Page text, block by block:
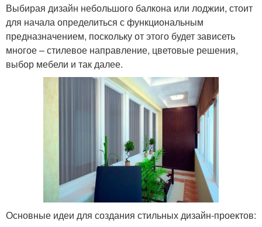
Выбирая дизайн небольшого балкона или лоджии, стоит
для начала определиться с функциональным
предназначением, поскольку от этого будет зависеть
многое – стилевое направление, цветовые решения,
выбор мебели и так далее.
Основные идеи для создания стильных дизайн-проектов: